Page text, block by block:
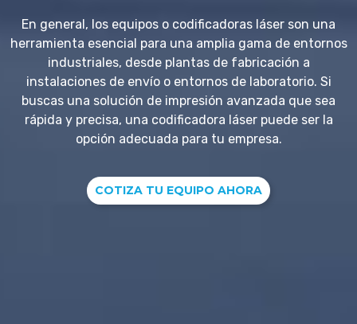
En general, los equipos o codificadoras láser son una
herramienta esencial para una amplia gama de entornos
industriales, desde plantas de fabricación a
instalaciones de envío o entornos de laboratorio. Si
buscas una solución de impresión avanzada que sea
rápida y precisa, una codificadora láser puede ser la
opción adecuada para tu empresa.
COTIZA TU EQUIPO AHORA